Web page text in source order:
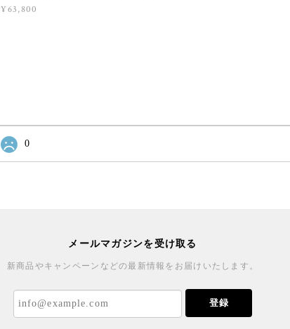
¥63,800
0
メールマガジンを受け取る
新商品やキャンペーンなどの最新情報をお届けいたします。
登録